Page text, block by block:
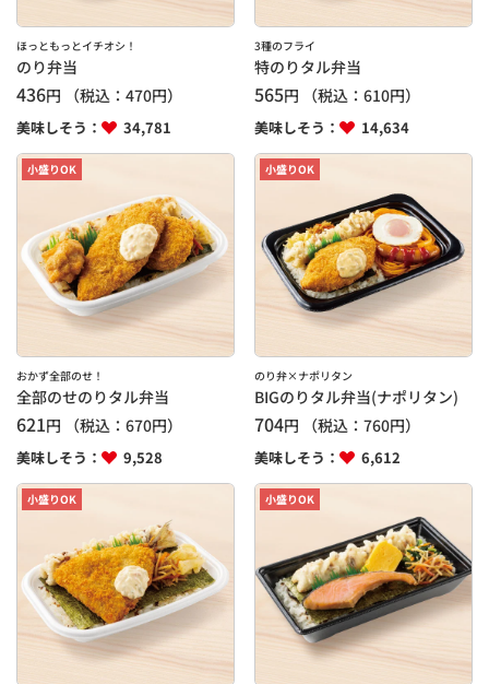
ほっともっとイチオシ！
のり弁当
436円 （税込： 470円）
美味しそう： 34,781
3種のフライ
特のりタル弁当
565円 （税込：610円）
美味しそう： 14,634
小盛りOK
おかず全部のせ！
全部のせのりタル弁当
621円 （税込： 670円）
美味しそう： 9,528
小盛りOK
のり弁×ナポリタン
BIGのりタル弁当(ナポリタン)
704円 （税込：760円）
美味しそう： 6,612
小盛りOK 小盛りOK